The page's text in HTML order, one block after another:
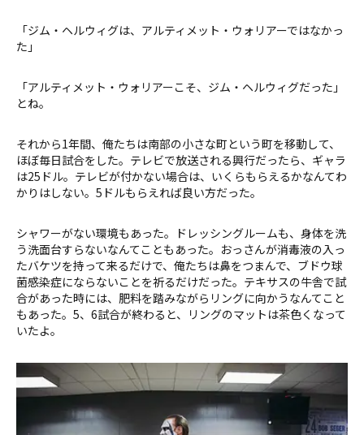
「ジム・ヘルウィグは、アルティメット・ウォリアーではなかっ
た」
「アルティメット・ウォリアーこそ、ジム・ヘルウィグだった」
とね。
それから1年間、俺たちは南部の小さな町という町を移動して、
ほぼ毎日試合をした。テレビで放送される興行だったら、ギャラ
は25ドル。テレビが付かない場合は、いくらもらえるかなんてわ
かりはしない。5ドルもらえれば良い方だった。
シャワーがない環境もあった。ドレッシングルームも、身体を洗
う洗面台すらないなんてこともあった。おっさんが消毒液の入っ
たバケツを持って来るだけで、俺たちは鼻をつまんで、ブドウ球
菌感染症にならないことを祈るだけだった。テキサスの牛舎で試
合があった時には、肥料を踏みながらリングに向かうなんてこと
もあった。5、6試合が終わると、リングのマットは茶色くなって
いたよ。